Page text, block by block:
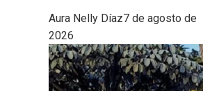
Aura Nelly Díaz7 de agosto de
2026